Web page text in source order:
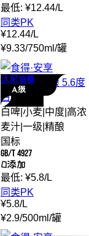
最低: ¥12.44/L
同类PK
¥12.44/L
¥9.33/750ml /罐
沃尼伯格
A级
沃尼伯格
精酿 5.6度
白啤
白啤 小麦 中度 高浓
麦汁 一级 精酿
国标
GB/T 4927
0添加
最低: ¥5.8/L
同类PK
¥5.8/L
¥2.9/500ml /罐